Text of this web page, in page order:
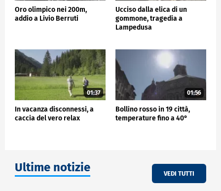
Oro olimpico nei 200m,
addio a Livio Berruti
Ucciso dalla elica di un
gommone, tragedia a
Lampedusa
01:37
In vacanza disconnessi, a
caccia del vero relax
01:56
Bollino rosso in 19 città,
temperature fino a 40°
Ultime notizie VEDI TUTTI